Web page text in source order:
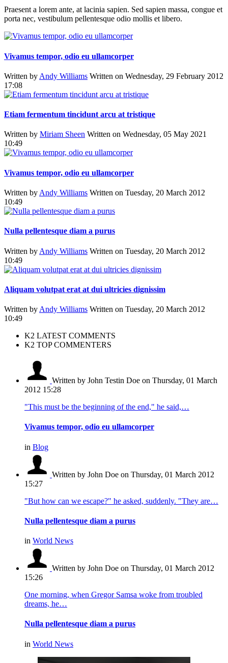
Praesent a lorem ante, at lacinia sapien. Sed sapien massa, congue et
porta nec, vestibulum pellentesque odio mollis et libero.
Vivamus tempor, odio eu ullamcorper
Written by Andy Williams Written on Wednesday, 29 February 2012
17:08
Etiam fermentum tincidunt arcu at tristique
Written by Miriam Sheen Written on Wednesday, 05 May 2021
10:49
Vivamus tempor, odio eu ullamcorper
Written by Andy Williams Written on Tuesday, 20 March 2012
10:49
Nulla pellentesque diam a purus
Written by Andy Williams Written on Tuesday, 20 March 2012
10:49
Aliquam volutpat erat at dui ultricies dignissim
Written by Andy Williams Written on Tuesday, 20 March 2012
10:49
K2 LATEST COMMENTS
K2 TOP COMMENTERS
Written by John Testin Doe on Thursday, 01 March
2012 15:28
"This must be the beginning of the end," he said,…
Vivamus tempor, odio eu ullamcorper
in Blog
Written by John Doe on Thursday, 01 March 2012
15:27
"But how can we escape?" he asked, suddenly. "They are…
Nulla pellentesque diam a purus
in World News
Written by John Doe on Thursday, 01 March 2012
15:26
One morning, when Gregor Samsa woke from troubled
dreams, he…
Nulla pellentesque diam a purus
in World News